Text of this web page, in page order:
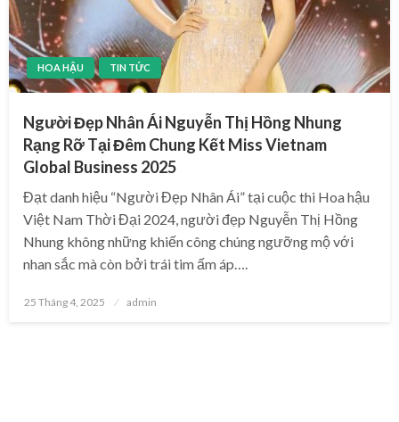
HOA HẬU TIN TỨC
Người Đẹp Nhân Ái Nguyễn Thị Hồng Nhung
Rạng Rỡ Tại Đêm Chung Kết Miss Vietnam
Global Business 2025
Đạt danh hiệu “Người Đẹp Nhân Ái” tại cuộc thi Hoa hậu
Việt Nam Thời Đại 2024, người đẹp Nguyễn Thị Hồng
Nhung không những khiến công chúng ngưỡng mộ với
nhan sắc mà còn bởi trái tim ấm áp….
Posted
25 Tháng 4, 2025 admin